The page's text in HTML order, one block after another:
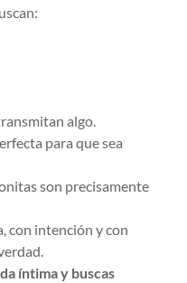
algo.
para que sea
son precisamente
con intención y con
íntima y buscas